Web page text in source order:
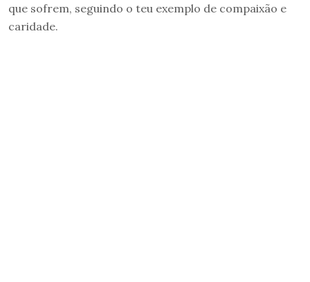
que sofrem, seguindo o teu exemplo de compaixão e
caridade.